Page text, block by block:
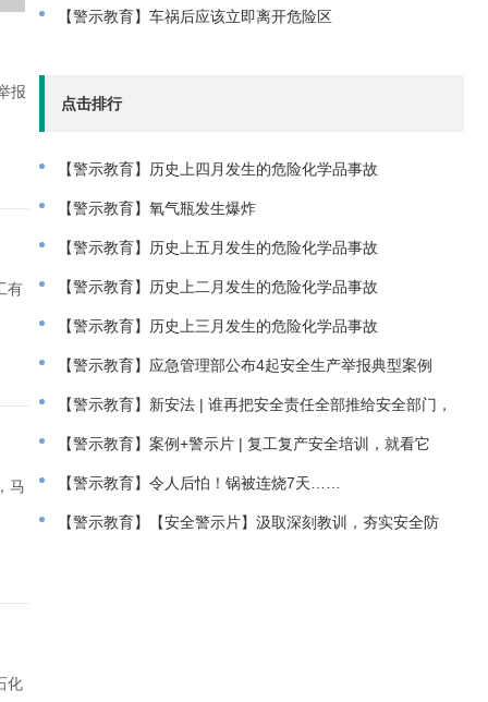
报
有
马
化
【警示教育】车祸后应该立即离开危险区
点击排行
【警示教育】历史上四月发生的危险化学品事故
【警示教育】氧气瓶发生爆炸
【警示教育】历史上五月发生的危险化学品事故
【警示教育】历史上二月发生的危险化学品事故
【警示教育】历史上三月发生的危险化学品事故
【警示教育】应急管理部公布4起安全生产举报典型案例
【警示教育】新安法 | 谁再把安全责任全部推给安全部门，
就追究谁的责
【警示教育】案例+警示片 | 复工复产安全培训，就看它
了！【警示教育】令人后怕！锅被连烧7天……
【警示教育】【安全警示片】汲取深刻教训，夯实安全防